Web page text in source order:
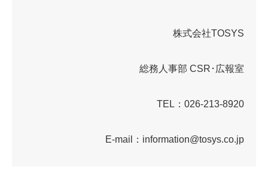
株式会社TOSYS
総務人事部 CSR･広報室
TEL：026-213-8920
E-mail：information@tosys.co.jp